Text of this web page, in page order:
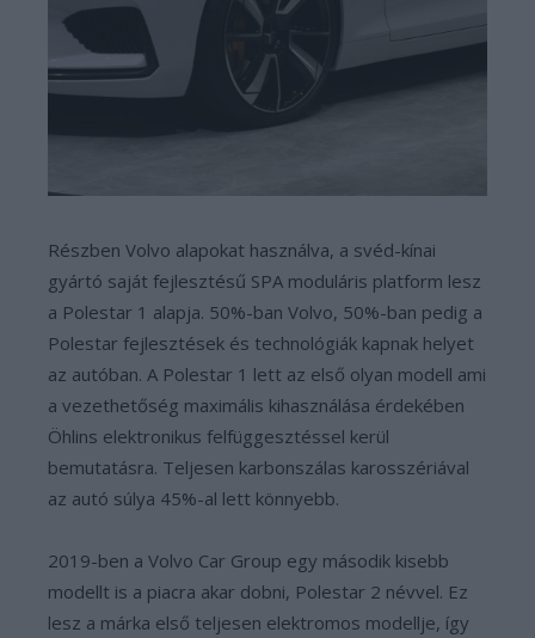
Részben Volvo alapokat használva, a svéd-kínai
gyártó saját fejlesztésű SPA moduláris platform lesz
a Polestar 1 alapja. 50%-ban Volvo, 50%-ban pedig a
Polestar fejlesztések és technológiák kapnak helyet
az autóban. A Polestar 1 lett az első olyan modell ami
a vezethetőség maximális kihasználása érdekében
Öhlins elektronikus felfüggesztéssel kerül
bemutatásra. Teljesen karbonszálas karosszériával
az autó súlya 45%-al lett könnyebb.
2019-ben a Volvo Car Group egy második kisebb
modellt is a piacra akar dobni, Polestar 2 névvel. Ez
lesz a márka első teljesen elektromos modellje, így